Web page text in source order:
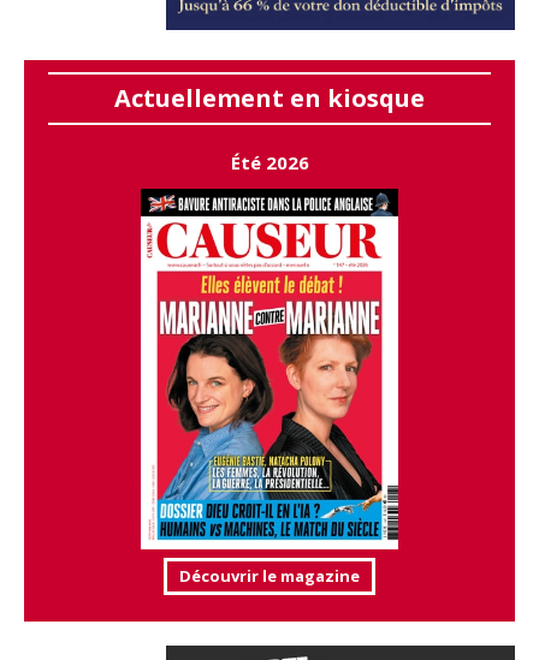
Actuellement en kiosque
Été 2026
Découvrir le magazine